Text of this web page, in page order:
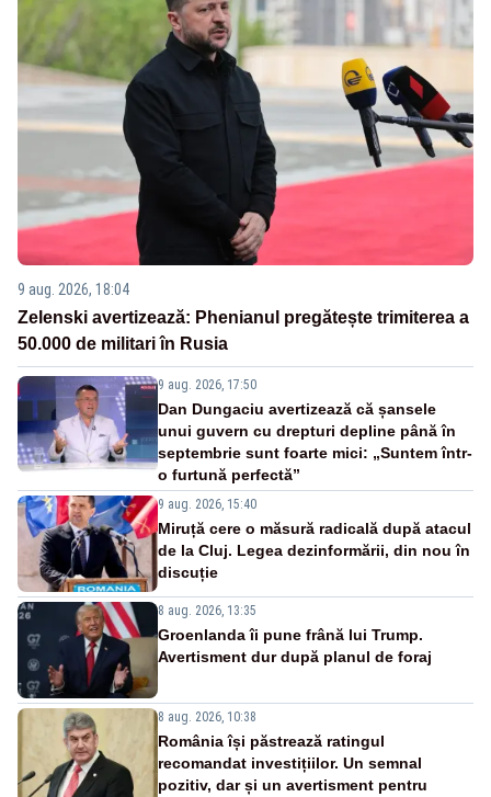
9 aug. 2026, 18:04
Zelenski avertizează: Phenianul pregătește trimiterea a
50.000 de militari în Rusia
9 aug. 2026, 17:50
Dan Dungaciu avertizează că șansele
unui guvern cu drepturi depline până în
septembrie sunt foarte mici: „Suntem într-
o furtună perfectă”
9 aug. 2026, 15:40
Miruță cere o măsură radicală după atacul
de la Cluj. Legea dezinformării, din nou în
discuție
8 aug. 2026, 13:35
Groenlanda îi pune frână lui Trump.
Avertisment dur după planul de foraj
8 aug. 2026, 10:38
România își păstrează ratingul
recomandat investițiilor. Un semnal
pozitiv, dar și un avertisment pentru